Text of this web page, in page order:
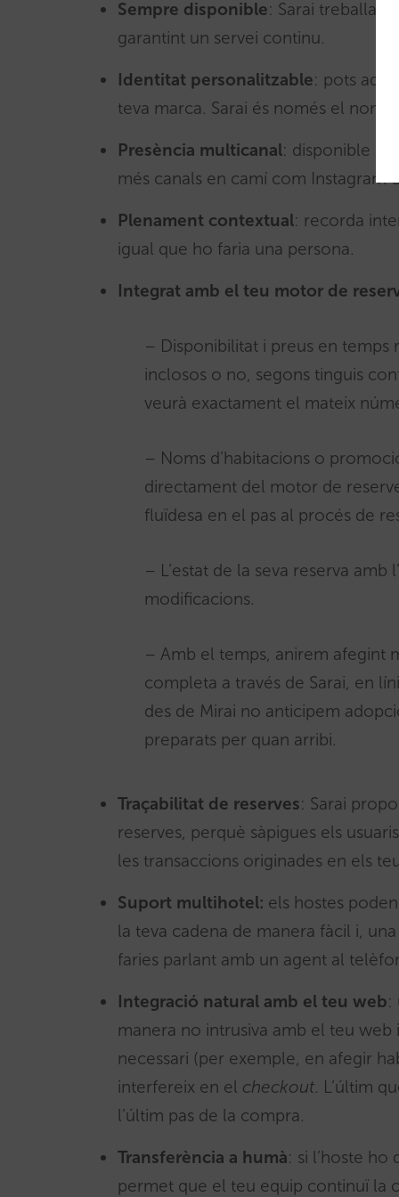
Sempre disponible: Sarai treballa
garantint un servei continu.
Identitat personalitzable: pots
teva marca. Sarai és només el nom
Presència multicanal: disponible
més canals en camí com
Plenament contextual: recorda
igual que ho faria una persona.
Integrat amb el teu motor de
– Disponibilitat i preus en temps
inclosos o no, segons tinguis
veurà exactament el mateix
– Noms d’habitacions o
directament del motor de
fluïdesa en el pas al procés de
– L’estat de la seva reserva
modificacions.
– Amb el temps, anirem afegint
completa a través de Sarai, en
des de Mirai no anticipem
preparats per quan arribi.
Traçabilitat de reserves: Sarai
reserves, perquè sàpigues els
les transaccions originades en els
Suport multihotel: els hostes
la teva cadena de manera fàcil i,
faries parlant amb un agent al
Integració natural amb el teu web:
manera no intrusiva amb el teu web
necessari (per exemple, en afegir
interfereix en el checkout. L’últim
l’últim pas de la compra.
Transferència a humà: si l’hoste ho
permet que el teu equip continuï la